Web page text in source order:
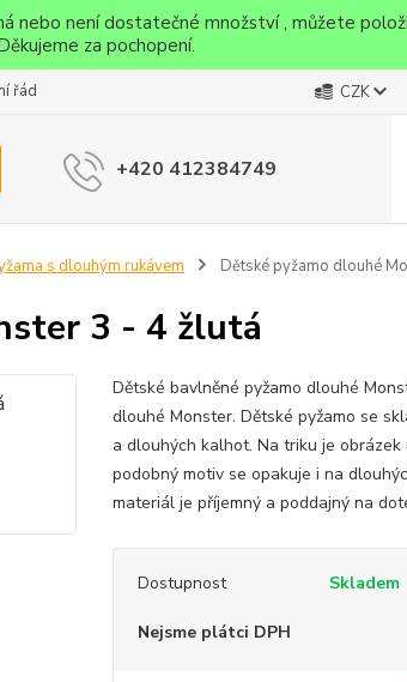
nebo není dostatečné množství , můžete
za pochopení.
řád CZK
+420 412384749
s dlouhým rukávem Dětské pyžamo dlouhé
3 - 4 žlutá
Dětské bavlněné pyžamo dlouhé
dlouhé Monster. Dětské pyžamo se
a dlouhých kalhot. Na triku je
podobný motiv se opakuje i na
materiál je příjemný a poddajný na
Dostupnost Skladem
Nejsme plátci DPH